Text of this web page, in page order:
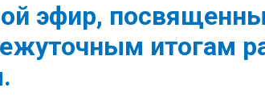
эфир,
итогам